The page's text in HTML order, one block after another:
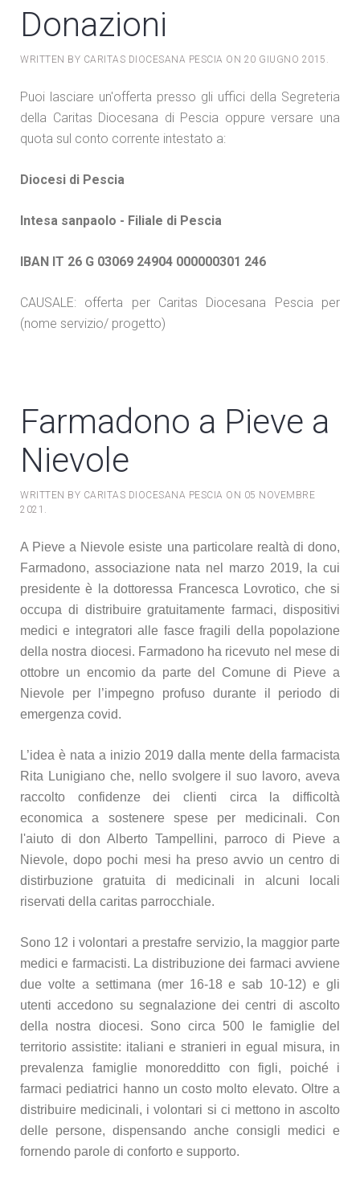
Donazioni
WRITTEN BY CARITAS DIOCESANA PESCIA ON 20 GIUGNO 2015 .
Puoi lasciare un'offerta presso gli uffici della Segreteria
della Caritas Diocesana di Pescia oppure versare una
quota sul conto corrente intestato a:
Diocesi di Pescia
Intesa sanpaolo - Filiale di Pescia
IBAN IT 26 G 03069 24904 000000301 246
CAUSALE: offerta per Caritas Diocesana Pescia per
(nome servizio/ progetto)
Farmadono a Pieve a
Nievole
WRITTEN BY CARITAS DIOCESANA PESCIA ON 05 NOVEMBRE
2021 .
A Pieve a Nievole esiste una particolare realtà di dono,
Farmadono, associazione nata nel marzo 2019, la cui
presidente è la dottoressa Francesca Lovrotico, che si
occupa di distribuire gratuitamente farmaci, dispositivi
medici e integratori alle fasce fragili della popolazione
della nostra diocesi. Farmadono ha ricevuto nel mese di
ottobre un encomio da parte del Comune di Pieve a
Nievole per l’impegno profuso durante il periodo di
emergenza covid.
L’idea è nata a inizio 2019 dalla mente della farmacista
Rita Lunigiano che, nello svolgere il suo lavoro, aveva
raccolto confidenze dei clienti circa la difficoltà
economica a sostenere spese per medicinali. Con
l'aiuto di don Alberto Tampellini, parroco di Pieve a
Nievole, dopo pochi mesi ha preso avvio un centro di
distirbuzione gratuita di medicinali in alcuni locali
riservati della caritas parrocchiale.
Sono 12 i volontari a prestafre servizio, la maggior parte
medici e farmacisti. La distribuzione dei farmaci avviene
due volte a settimana (mer 16-18 e sab 10-12) e gli
utenti accedono su segnalazione dei centri di ascolto
della nostra diocesi. Sono circa 500 le famiglie del
territorio assistite: italiani e stranieri in egual misura, in
prevalenza famiglie monoredditto con figli, poiché i
farmaci pediatrici hanno un costo molto elevato. Oltre a
distribuire medicinali, i volontari si ci mettono in ascolto
delle persone, dispensando anche consigli medici e
fornendo parole di conforto e supporto.